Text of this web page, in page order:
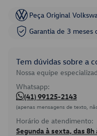
Peça Original
Garantia de 3 meses
Tem dúvidas sobre a
Nossa equipe
Whatsapp:
(41) 99125-2143
(apenas mensagens de texto,
Horário de atendimento:
Segunda à sexta, das 8h